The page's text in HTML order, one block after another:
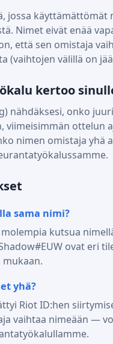
jossa käyttämättömät
Nimet eivät enää
että sen omistaja
(vaihtojen välillä on
kertoo
nähdäksesi, onko
viimeisimmän ottelun
nimen omistaja yhä
sama nimi?
kutsua
ovat eri
yhä?
Riot ID:hen
vaihtaa nimeään —